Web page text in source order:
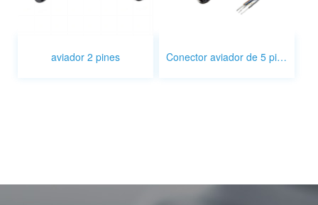
aviador 2 pines Conector aviador de 5 pines.